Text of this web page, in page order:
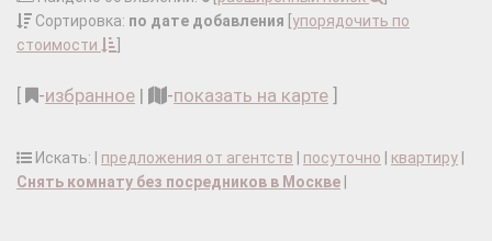
Сортировка: по дате добавления упорядочить по
стоимости
-избранное | -показать на карте
Искать: | предложения от агентств посуточно квартиру
Снять комнату без посредников в Москве